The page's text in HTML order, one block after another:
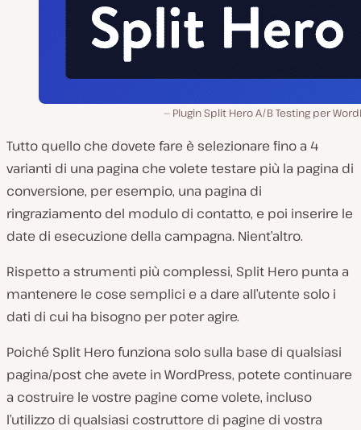
Plugin Split Hero A/B Testing per
Tutto quello che dovete fare è selezionare fino a 4
varianti di una pagina che volete testare più la pagina di
conversione, per esempio, una pagina di
ringraziamento del modulo di contatto, e poi inserire le
date di esecuzione della campagna. Nient’altro.
Rispetto a strumenti più complessi, Split Hero punta a
mantenere le cose semplici e a dare all’utente solo i
dati di cui ha bisogno per poter agire.
Poiché Split Hero funziona solo sulla base di qualsiasi
pagina/post che avete in WordPress, potete continuare
a costruire le vostre pagine come volete, incluso
l’utilizzo di qualsiasi costruttore di pagine di vostra